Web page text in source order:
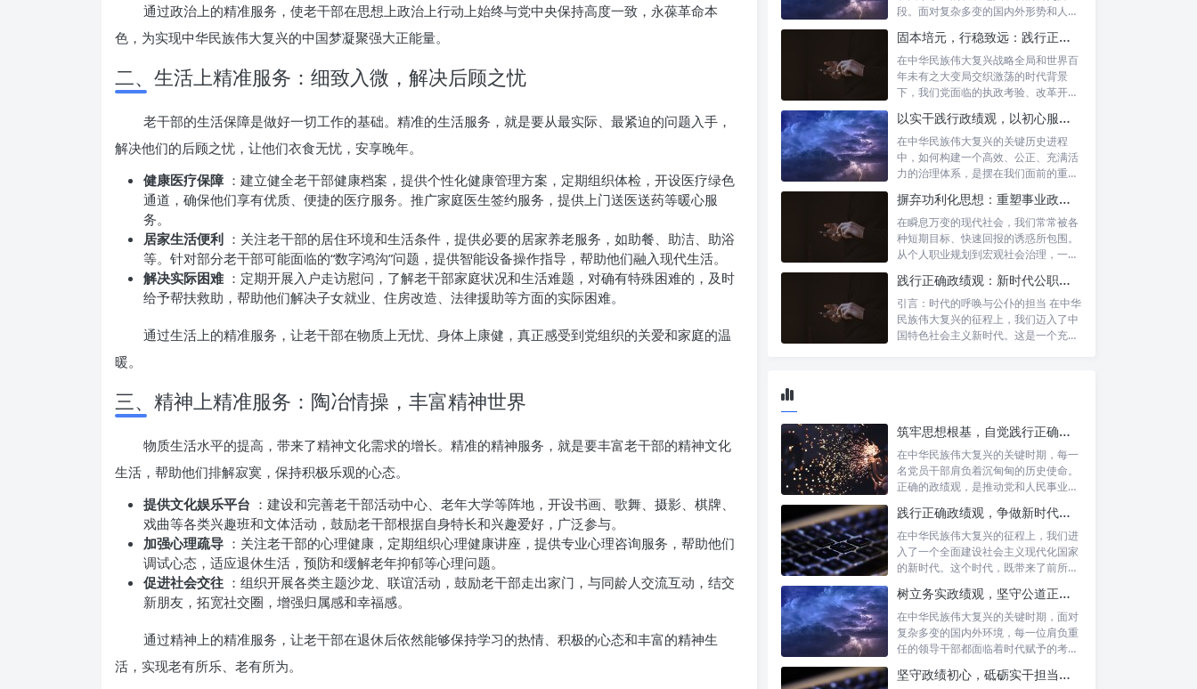
通过政治上的精准服务，使老干部在思想上政治上行动上始终与党中央保持高度一致，永葆革命本
色，为实现中华民族伟大复兴的中国梦凝聚强大正能量。
二、生活上精准服务：细致入微，解决后顾之忧
老干部的生活保障是做好一切工作的基础。精准的生活服务，就是要从最实际、最紧迫的问题入手，
解决他们的后顾之忧，让他们衣食无忧，安享晚年。
健康医疗保障 ：建立健全老干部健康档案，提供个性化健康管理方案，定期组织体检，开设医疗绿色
通道，确保他们享有优质、便捷的医疗服务。推广家庭医生签约服务，提供上门送医送药等暖心服
务。
居家生活便利 ：关注老干部的居住环境和生活条件，提供必要的居家养老服务，如助餐、助洁、助浴
等。针对部分老干部可能面临的“数字鸿沟”问题，提供智能设备操作指导，帮助他们融入现代生活。
解决实际困难 ：定期开展入户走访慰问，了解老干部家庭状况和生活难题，对确有特殊困难的，及时
给予帮扶救助，帮助他们解决子女就业、住房改造、法律援助等方面的实际困难。
通过生活上的精准服务，让老干部在物质上无忧、身体上康健，真正感受到党组织的关爱和家庭的温
暖。
三、精神上精准服务：陶冶情操，丰富精神世界
物质生活水平的提高，带来了精神文化需求的增长。精准的精神服务，就是要丰富老干部的精神文化
生活，帮助他们排解寂寞，保持积极乐观的心态。
提供文化娱乐平台 ：建设和完善老干部活动中心、老年大学等阵地，开设书画、歌舞、摄影、棋牌、
戏曲等各类兴趣班和文体活动，鼓励老干部根据自身特长和兴趣爱好，广泛参与。
加强心理疏导 ：关注老干部的心理健康，定期组织心理健康讲座，提供专业心理咨询服务，帮助他们
调试心态，适应退休生活，预防和缓解老年抑郁等心理问题。
促进社会交往 ：组织开展各类主题沙龙、联谊活动，鼓励老干部走出家门，与同龄人交流互动，结交
新朋友，拓宽社交圈，增强归属感和幸福感。
通过精神上的精准服务，让老干部在退休后依然能够保持学习的热情、积极的心态和丰富的精神生
活，实现老有所乐、老有所为。
段。面对复杂多变的国内外形势和人民
固本培元，行稳致远：践行正确政绩理念，永葆务实清廉作风的时代命题
在中华民族伟大复兴战略全局和世界百
年未有之大变局交织激荡的时代背景
下，我们党面临的执政考验、改革开放
以实干践行政绩观，以初心服务群众：新时代治理的灯塔与指南
在中华民族伟大复兴的关键历史进程
中，如何构建一个高效、公正、充满活
力的治理体系，是摆在我们面前的重要
摒弃功利化思想：重塑事业政绩观，驱动社会高质量发展
在瞬息万变的现代社会，我们常常被各
种短期目标、快速回报的诱惑所包围。
从个人职业规划到宏观社会治理，一种
践行正确政绩观：新时代公职人员的使命与担当
引言：时代的呼唤与公仆的担当 在中华
民族伟大复兴的征程上，我们迈入了中
国特色社会主义新时代。这是一个充满
筑牢思想根基，自觉践行正确政绩观：新时代党员干部的价值指引
在中华民族伟大复兴的关键时期，每一
名党员干部肩负着沉甸甸的历史使命。
正确的政绩观，是推动党和人民事业发
践行正确政绩观，争做新时代合格公职人员：新征程的使命与担当
在中华民族伟大复兴的征程上，我们进
入了一个全面建设社会主义现代化国家
的新时代。这个时代，既带来了前所未
树立务实政绩观，坚守公道正派底线：新时代领导干部高质量发展指南
在中华民族伟大复兴的关键时期，面对
复杂多变的国内外环境，每一位肩负重
任的领导干部都面临着时代赋予的考验
坚守政绩初心，砥砺实干担当：新时代高质量发展的精神坐标